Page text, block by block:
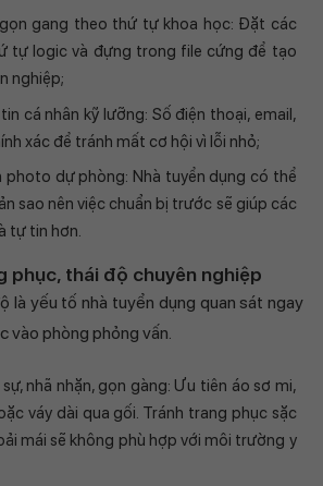
gang theo thứ tự khoa học: Đặt các
tự logic và đựng trong file cứng để tạo
nghiệp;
cá nhân kỹ lưỡng: Số điện thoại, email,
xác để tránh mất cơ hội vì lỗi nhỏ;
photo dự phòng: Nhà tuyển dụng có thể
sao nên việc chuẩn bị trước sẽ giúp các
tự tin hơn.
phục, thái độ chuyên nghiệp
là yếu tố nhà tuyển dụng quan sát ngay
vào phòng phỏng vấn.
nhã nhặn, gọn gàng: Ưu tiên áo sơ mi,
váy dài qua gối. Tránh trang phục sặc
mái sẽ không phù hợp với môi trường y